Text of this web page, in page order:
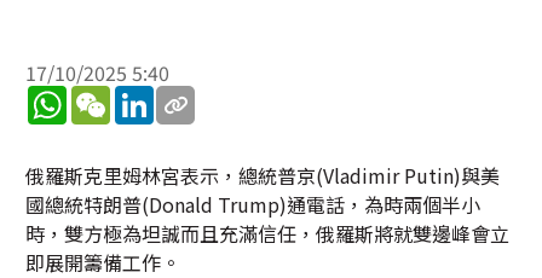
17/10/2025 5:40
WhatsApp
WeChatLinkedIn
俄羅斯克里姆林宮表示，總統普京(Vladimir Putin)與美
國總統特朗普(Donald Trump)通電話，為時兩個半小
時，雙方極為坦誠而且充滿信任，俄羅斯將就雙邊峰會立
即展開籌備工作。